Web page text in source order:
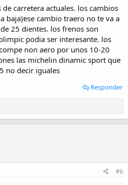
carretera actuales. los cambios
baja)ese cambio traero no te va a
25 dientes. los frenos son
podia ser interesante. los
non aero por unos 10-20
las michelin dinamic sport que
no decir iguales
Responder
#6